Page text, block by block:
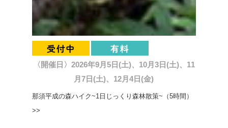
〈開催日〉2026年9月5日(土)、10月3日(土)、11
月7日(土)、12月4日(金)
那須平成の森ハイク~1日じっくり森林散策~（5時間）
>>